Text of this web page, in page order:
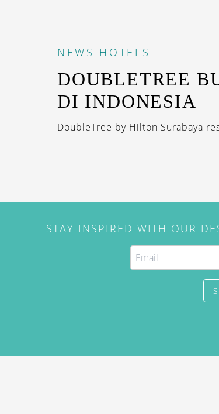
NEWS HOTELS
DOUBLETREE
DI INDONESIA
DoubleTree by Hilton Surabaya
STAY INSPIRED WITH OUR